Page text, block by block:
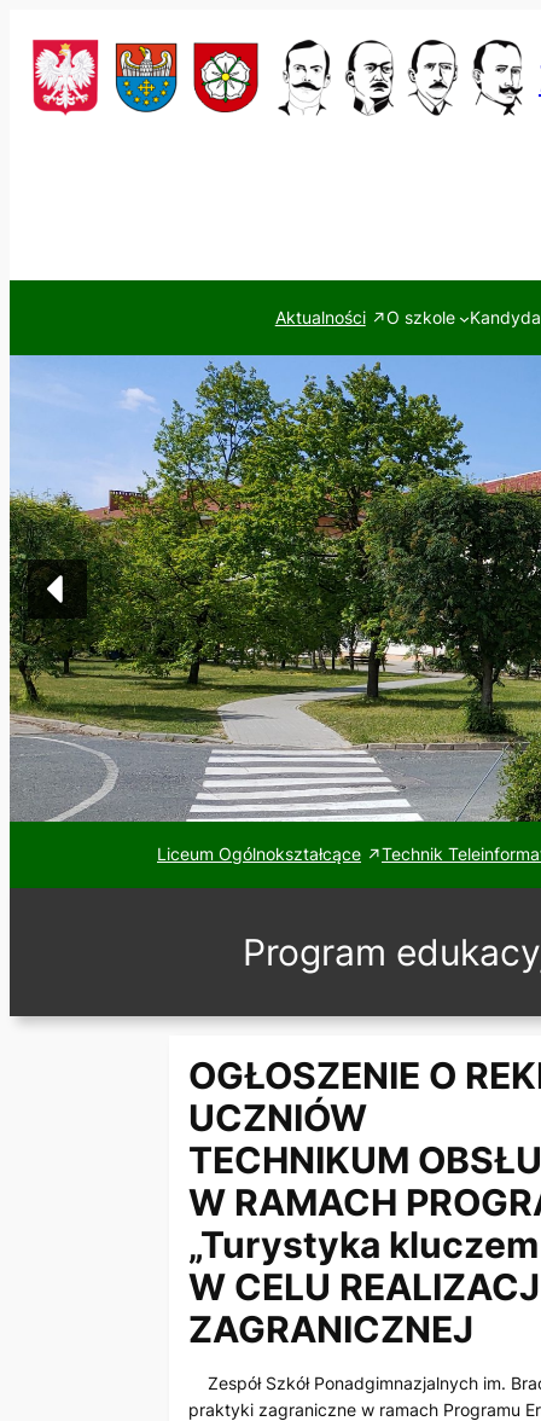
do
treści
Aktualności O szkole
Liceum Ogólnokształcące Technik
Program
OGŁOSZENIE O
UCZNIÓW
TECHNIKUM
W RAMACH
„Turystyka
W CELU
ZAGRANICZNEJ
Zespół Szkół Ponadgimnazjalnych im.
praktyki zagraniczne w ramach Programu